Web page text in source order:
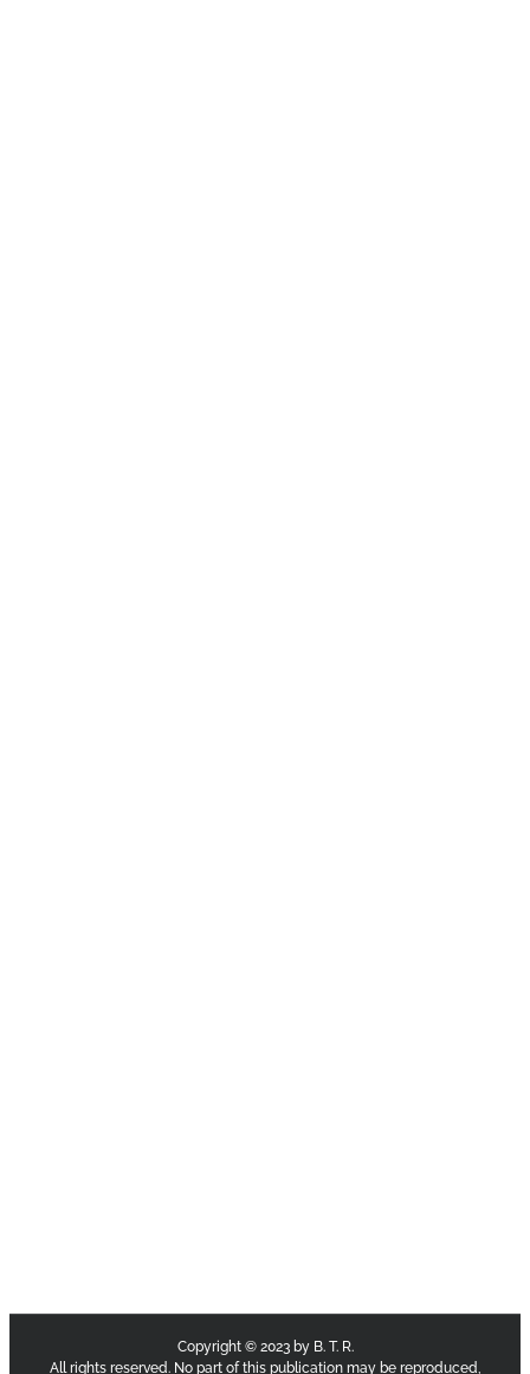
Copyright © 2023 by B. T. R.
All rights reserved. No part of this publication may be reproduced,